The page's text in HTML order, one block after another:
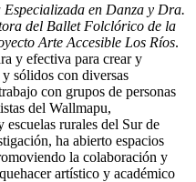
Especializada en Danza y Dra.
del Ballet Folclórico de la
Arte Accesible Los Ríos.
y efectiva para crear y
sólidos con diversas
con grupos de personas
del Wallmapu,
rurales del Sur de
ha abierto espacios
la colaboración y
artístico y académico